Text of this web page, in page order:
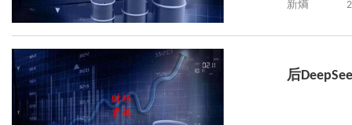
新熵
后